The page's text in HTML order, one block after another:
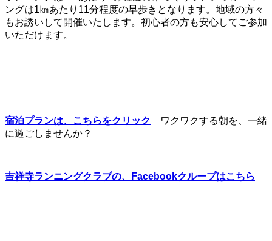
ングは1㎞あたり11分程度の早歩きとなります。地域の方々
もお誘いして開催いたします。初心者の方も安心してご参加
いただけます。
宿泊プランは、こちらをクリック
ワクワクする朝を、一緒
に過ごしませんか？
吉祥寺ランニングクラブの、Facebookクループはこちら